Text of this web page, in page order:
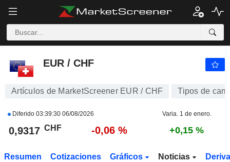
EUR / CHF
EUR / CHF
Artículos de MarketScreener EUR / CHF Tipos de
Diferido 03:39:30 06/08/2026 Varia. 1 de enero.
0,9317 CHF -0,06 % +0,15 %
Resumen Cotizaciones Gráficos Noticias